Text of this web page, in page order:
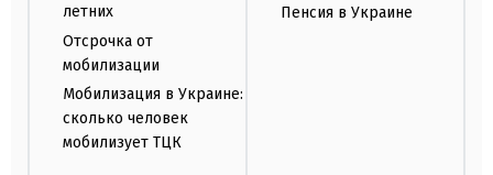
летних
Отсрочка от
мобилизации
Мобилизация в Украине:
сколько человек
мобилизует ТЦК
Пенсия в Украине